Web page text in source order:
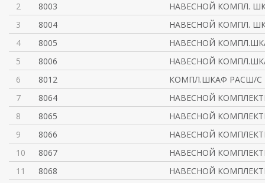
2
8003
НАВЕСНОЙ КОМПЛ.
3
8004
НАВЕСНОЙ КОМПЛ.
4
8005
НАВЕСНОЙ
5
8006
НАВЕСНОЙ
6
8012
КОМПЛ.ШКАФ РАСШ/С
7
8064
НАВЕСНОЙ
8
8065
НАВЕСНОЙ
9
8066
НАВЕСНОЙ
10
8067
НАВЕСНОЙ
11
8068
НАВЕСНОЙ